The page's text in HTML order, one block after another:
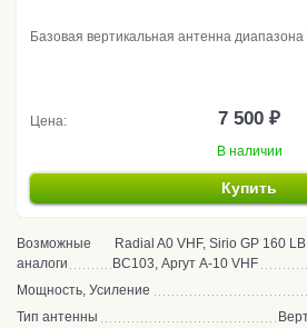
Базовая вертикальная антенна
Цена: 7 500 ₽
В наличии
Купить
Возможные
аналоги
Radial A0 VHF, Sirio GP 160
BC103, Аргут A-10 VHF
Мощность, Усиление
Тип антенны